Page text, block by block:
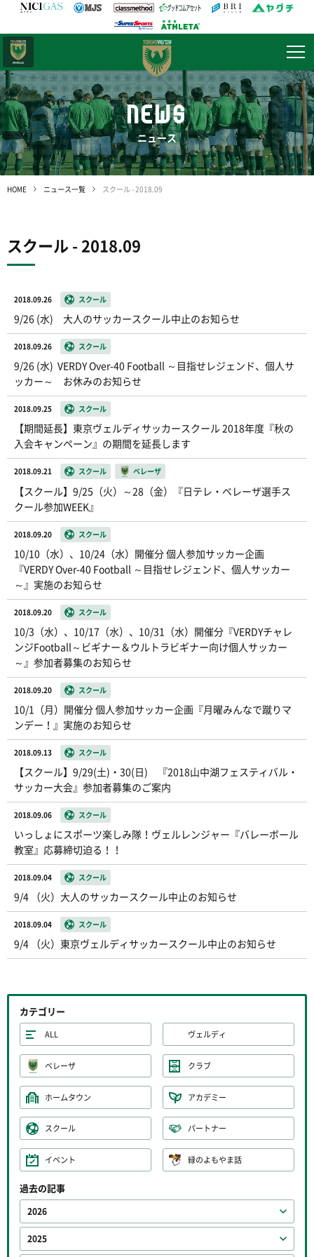
NEWS
ニュース
HOME ニュース一覧 スクール - 2018.09
スクール - 2018.09
2018.09.26 スクール
9/26 (水) 大人のサッカースクール中止のお知らせ
2018.09.26 スクール
9/26 (水) VERDY Over-40 Football ～目指せレジェンド、個人サ
ッカー～ お休みのお知らせ
2018.09.25 スクール
【期間延長】東京ヴェルディサッカースクール 2018年度『秋の
入会キャンペーン』の期間を延長します
2018.09.21 スクール ベレーザ
【スクール】9/25（火）～28（金）『日テレ・ベレーザ選手ス
クール参加WEEK』
2018.09.20 スクール
10/10（水）、10/24（水）開催分 個人参加サッカー企画
『VERDY Over-40 Football ～目指せレジェンド、個人サッカー
～』実施のお知らせ
2018.09.20 スクール
10/3（水）、10/17（水）、10/31（水）開催分『VERDYチャレ
ンジFootball～ビギナー＆ウルトラビギナー向け個人サッカー
～』参加者募集のお知らせ
2018.09.20 スクール
10/1（月）開催分 個人参加サッカー企画『月曜みんなで蹴りマ
ンデー！』実施のお知らせ
2018.09.13 スクール
【スクール】9/29(土)・30(日) 『2018山中湖フェスティバル・
サッカー大会』参加者募集のご案内
2018.09.06 スクール
いっしょにスポーツ楽しみ隊！ヴェルレンジャー『バレーボール
教室』応募締切迫る！！
2018.09.04 スクール
9/4 （火）大人のサッカースクール中止のお知らせ
2018.09.04 スクール
9/4 （火）東京ヴェルディサッカースクール中止のお知らせ
カテゴリー
ALL ヴェルディ
ベレーザ クラブ
ホームタウン アカデミー
スクール パートナー
イベント 緑のよもやま話
過去の記事
2026
2025